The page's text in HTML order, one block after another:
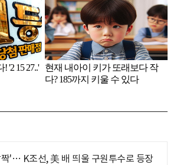
'… K조선, 美 배 띄울 구원투수로 등장